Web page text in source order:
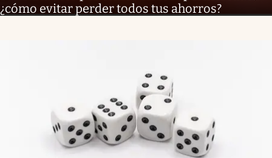
¿cómo evitar perder todos tus ahorros?